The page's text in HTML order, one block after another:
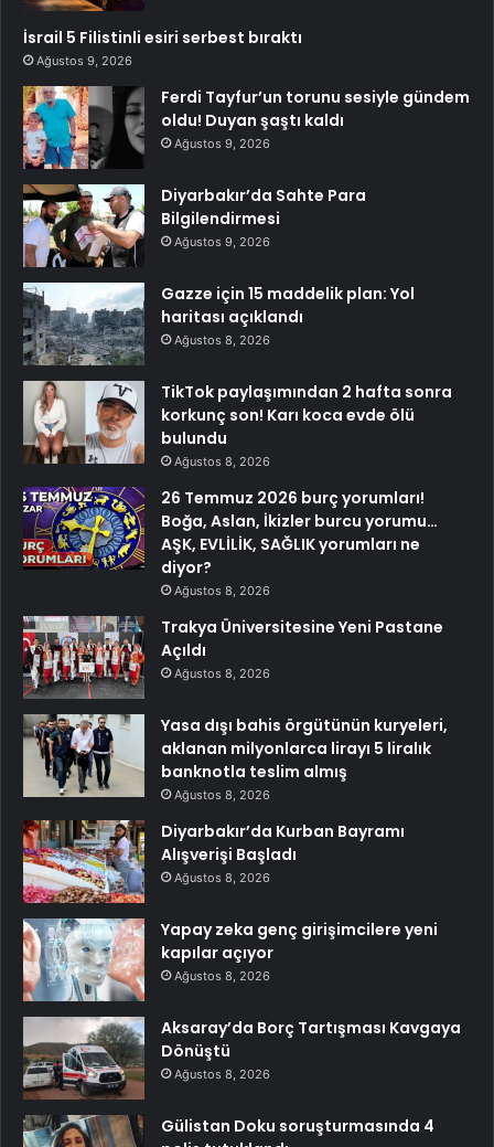
İsrail 5 Filistinli esiri serbest bıraktı
Ağustos 9, 2026
Ferdi Tayfur’un torunu sesiyle gündem
oldu! Duyan şaştı kaldı
Ağustos 9, 2026
Diyarbakır’da Sahte Para
Bilgilendirmesi
Ağustos 9, 2026
Gazze için 15 maddelik plan: Yol
haritası açıklandı
Ağustos 8, 2026
TikTok paylaşımından 2 hafta sonra
korkunç son! Karı koca evde ölü
bulundu
Ağustos 8, 2026
26 Temmuz 2026 burç yorumları!
Boğa, Aslan, İkizler burcu yorumu…
AŞK, EVLİLİK, SAĞLIK yorumları ne
diyor?
Ağustos 8, 2026
Trakya Üniversitesine Yeni Pastane
Açıldı
Ağustos 8, 2026
Yasa dışı bahis örgütünün kuryeleri,
aklanan milyonlarca lirayı 5 liralık
banknotla teslim almış
Ağustos 8, 2026
Diyarbakır’da Kurban Bayramı
Alışverişi Başladı
Ağustos 8, 2026
Yapay zeka genç girişimcilere yeni
kapılar açıyor
Ağustos 8, 2026
Aksaray’da Borç Tartışması Kavgaya
Dönüştü
Ağustos 8, 2026
Gülistan Doku soruşturmasında 4